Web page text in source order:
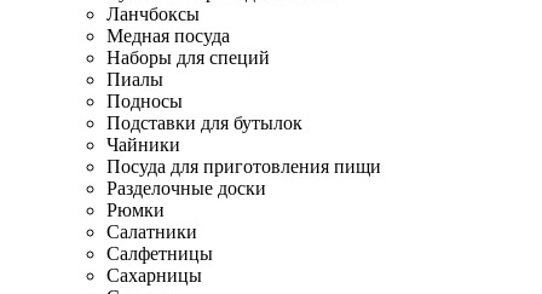
Ланчбоксы
Медная посуда
Наборы для специй
Пиалы
Подносы
Подставки для бутылок
Чайники
Посуда для приготовления пищи
Разделочные доски
Рюмки
Салатники
Салфетницы
Сахарницы